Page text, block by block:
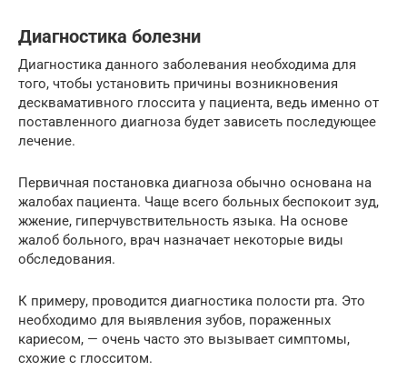
Диагностика болезни
Диагностика данного заболевания необходима для
того, чтобы установить причины возникновения
десквамативного глоссита у пациента, ведь именно от
поставленного диагноза будет зависеть последующее
лечение.
Первичная постановка диагноза обычно основана на
жалобах пациента. Чаще всего больных беспокоит зуд,
жжение, гиперчувствительность языка. На основе
жалоб больного, врач назначает некоторые виды
обследования.
К примеру, проводится диагностика полости рта. Это
необходимо для выявления зубов, пораженных
кариесом, — очень часто это вызывает симптомы,
схожие с глосситом.